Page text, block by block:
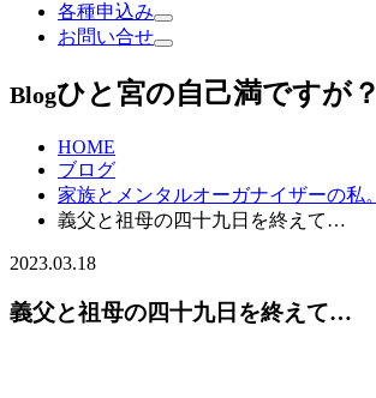
各種申込み
お問い合せ
Blogひと宮の自己満ですが？
HOME
ブログ
家族とメンタルオーガナイザーの私。
義父と祖母の四十九日を終えて…
2023.03.18
義父と祖母の四十九日を終えて…